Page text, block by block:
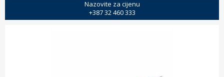
Nazovite za cijenu
+387 32 460 333